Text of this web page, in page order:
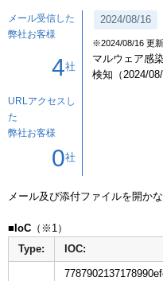
メール受信した
弊社お客様
4社
URLアクセスし
た
弊社お客様
0社
2024/08/16
※2024/08/16 更新
マルウェア感
検知（2024/08/
メール及び添付ファイルを開か
■IoC
Type:
IOC: